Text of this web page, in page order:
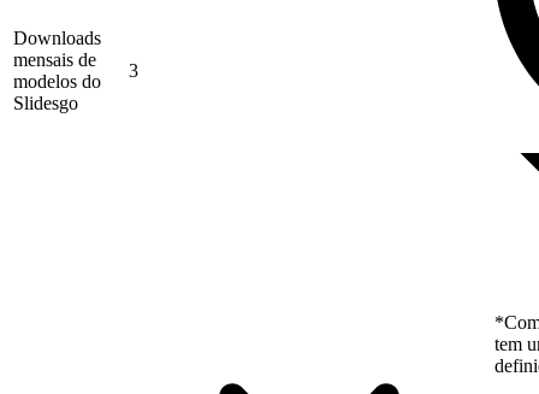
Downloads
mensais de
modelos do
Slidesgo
3
tem